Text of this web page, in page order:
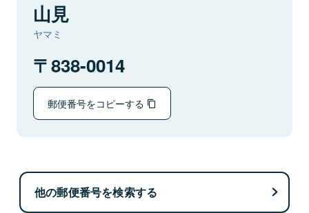
山見
ヤマミ
838-0014
郵便番号をコピーする
他の郵便番号を検索する